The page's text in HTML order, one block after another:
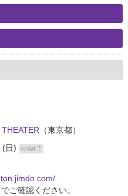
（東京都）
(日)
公演終了
ご確認ください。